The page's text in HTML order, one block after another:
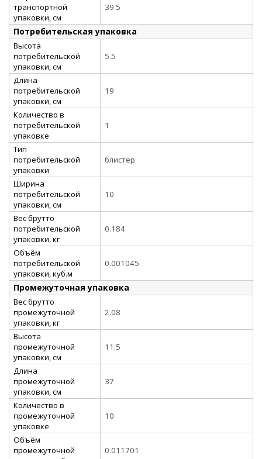
транспортной
упаковки, см
39.5
Потребительская упаковка
Высота
потребительской
упаковки, см
5.5
Длина
потребительской
упаковки, см
19
Количество в
потребительской
упаковке
1
Тип
потребительской
упаковки
блистер
Ширина
потребительской
упаковки, см
10
Вес брутто
потребительской
упаковки, кг
0.184
Объём
потребительской
упаковки, куб.м
0.001045
Промежуточная упаковка
Вес брутто
промежуточной
упаковки, кг
2.08
Высота
промежуточной
упаковки, см
11.5
Длина
промежуточной
упаковки, см
37
Количество в
промежуточной
упаковке
10
Объём
промежуточной
0.011701